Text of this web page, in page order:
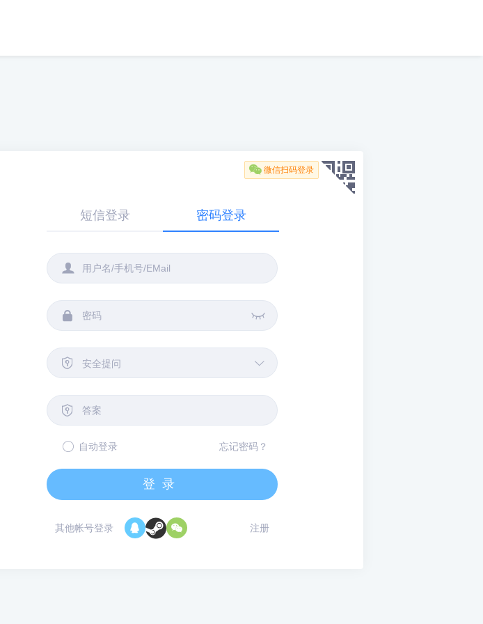
 微信扫码登录
短信登录 密码登录

 
 安全提问 

自动登录 忘记密码？
登录
其他帐号登录   注册